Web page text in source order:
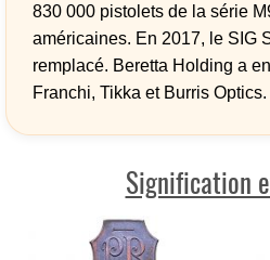
830 000 pistolets de la série
américaines. En 2017, le SIG
remplacé. Beretta Holding a
Franchi, Tikka et Burris Optics.
Signification